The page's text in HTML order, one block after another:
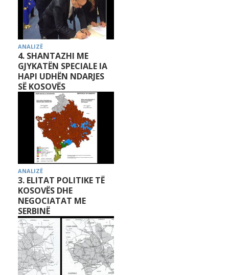
ANALIZË
4. SHANTAZHI ME
GJYKATËN SPECIALE IA
HAPI UDHËN NDARJES
SË KOSOVËS
ANALIZË
3. ELITAT POLITIKE TË
KOSOVËS DHE
NEGOCIATAT ME
SERBINË